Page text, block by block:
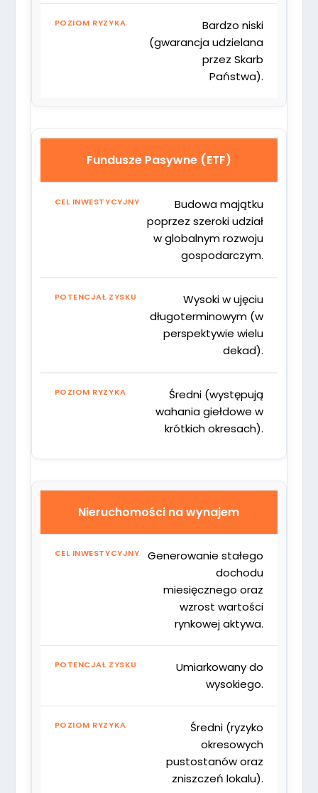
Bardzo niski
(gwarancja udzielana
przez Skarb
Państwa).
Fundusze Pasywne (ETF)
Budowa majątku
poprzez szeroki udział
w globalnym rozwoju
gospodarczym.
Wysoki w ujęciu
długoterminowym (w
perspektywie wielu
dekad).
Średni (występują
wahania giełdowe w
krótkich okresach).
Nieruchomości na wynajem
Generowanie stałego
dochodu
miesięcznego oraz
wzrost wartości
rynkowej aktywa.
Umiarkowany do
wysokiego.
Średni (ryzyko
okresowych
pustostanów oraz
zniszczeń lokalu).